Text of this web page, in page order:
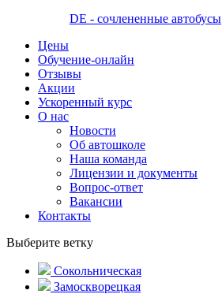
DE - сочлененные автобусы
Цены
Обучение-онлайн
Отзывы
Акции
Ускоренный курс
О нас
Новости
Об автошколе
Наша команда
Лицензии и документы
Вопрос-ответ
Вакансии
Контакты
Выберите ветку
Сокольническая
Замоскворецкая